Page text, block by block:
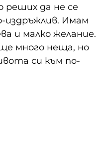
реших да не се
издръжлив. Имам
и малко желание.
много неща, но
си към по-